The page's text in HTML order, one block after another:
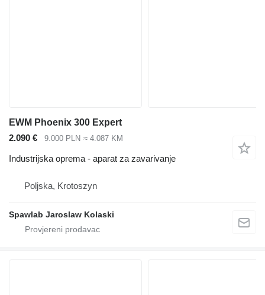
EWM Phoenix 300 Expert
2.090 €
9.000 PLN ≈ 4.087 KM
Industrijska oprema - aparat za zavarivanje
Poljska, Krotoszyn
Spawlab Jaroslaw Kolaski